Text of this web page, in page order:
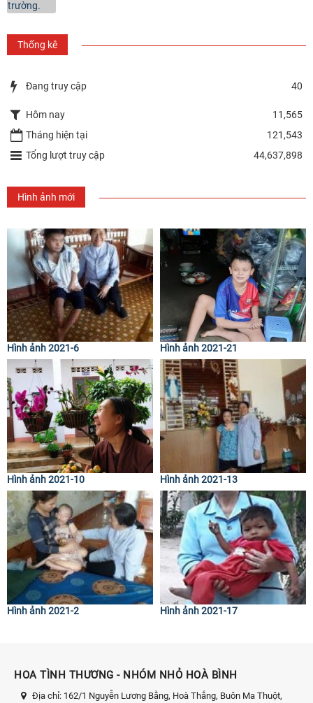
Thống kê
Đang truy cập 40
Hôm nay
11,565
Tháng hiện tại
121,543
Tổng lượt truy cập
44,637,898
Hình ảnh mới
Hình ảnh 2021-6 Hình ảnh 2021-21
Hình ảnh 2021-10 Hình ảnh 2021-13
Hình ảnh 2021-2 Hình ảnh 2021-17
HOA TÌNH THƯƠNG - NHÓM NHỎ HOÀ BÌNH
Địa chỉ: 162/1 Nguyễn Lương Bằng, Hoà Thắng, Buôn Ma Thuột,